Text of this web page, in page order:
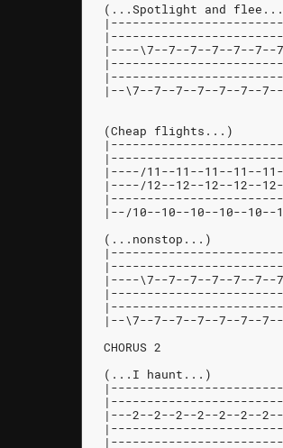
(...Spotlight and
|----\7--7--7--7--7--
|--\7--7--7--7--7--7--
(Cheap flights...)
|----/11--11--11--11--
|----/12--12--12--12--
|--/10--10--10--10--
(...nonstop...)
|----\7--7--7--7--7--
|--\7--7--7--7--7--7--
CHORUS 2
(...I haunt...)
|---2--2--2--2--2--2--